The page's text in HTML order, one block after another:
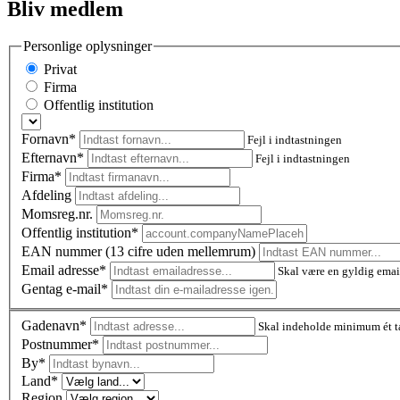
Bliv medlem
Personlige oplysninger
Privat
Firma
Offentlig institution
Fornavn* Fejl i indtastningen
Efternavn* Fejl i indtastningen
Firma*
Afdeling
Momsreg.nr.
Offentlig institution*
EAN nummer (13 cifre uden mellemrum)
Email adresse*
Skal være en gyldig
Gentag e-mail*
Gadenavn* Skal indeholde minimum ét
Postnummer*
By*
Land*